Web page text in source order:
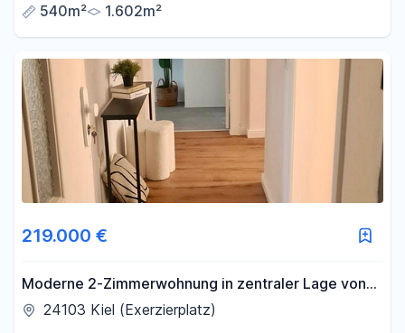
540m²
1.602m²
219.000 €
Moderne 2-Zimmerwohnung in zentraler Lage von
Kiel Exerzierplatz - umfassend renoviert
24103 Kiel (Exerzierplatz)